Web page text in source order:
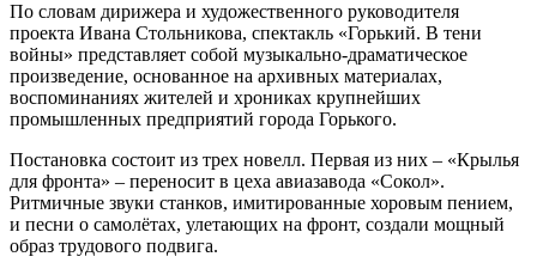
По словам дирижера и художественного руководителя
проекта Ивана Стольникова, спектакль «Горький. В тени
войны» представляет собой музыкально-драматическое
произведение, основанное на архивных материалах,
воспоминаниях жителей и хрониках крупнейших
промышленных предприятий города Горького.
Постановка состоит из трех новелл. Первая из них – «Крылья
для фронта» – переносит в цеха авиазавода «Сокол».
Ритмичные звуки станков, имитированные хоровым пением,
и песни о самолётах, улетающих на фронт, создали мощный
образ трудового подвига.